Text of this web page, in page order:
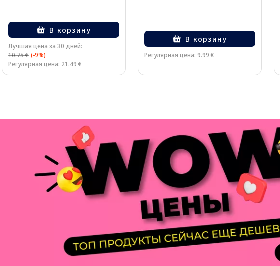
В корзину
Лучшая цена за 30 дней:
10.75 € (-9%)
Регулярная цена: 21.49 €
В корзину
Регулярная цена: 9.99 €